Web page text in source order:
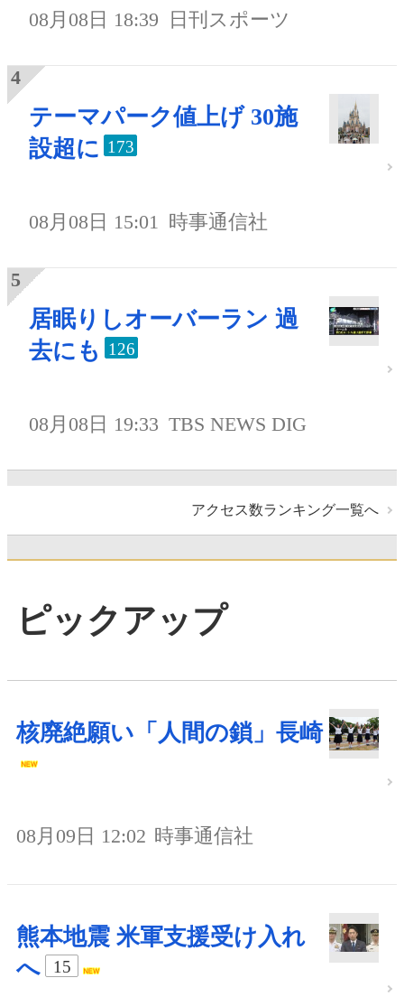
08月08日 18:39 日刊スポーツ
テーマパーク値上げ 30施
設超に 173
08月08日 15:01 時事通信社
居眠りしオーバーラン 過
去にも
126
08月08日 19:33 TBS NEWS DIG
アクセス数ランキング一覧へ
ピックアップ
核廃絶願い「人間の鎖」長崎
08月09日 12:02 時事通信社
熊本地震 米軍支援受け入れ
へ
15